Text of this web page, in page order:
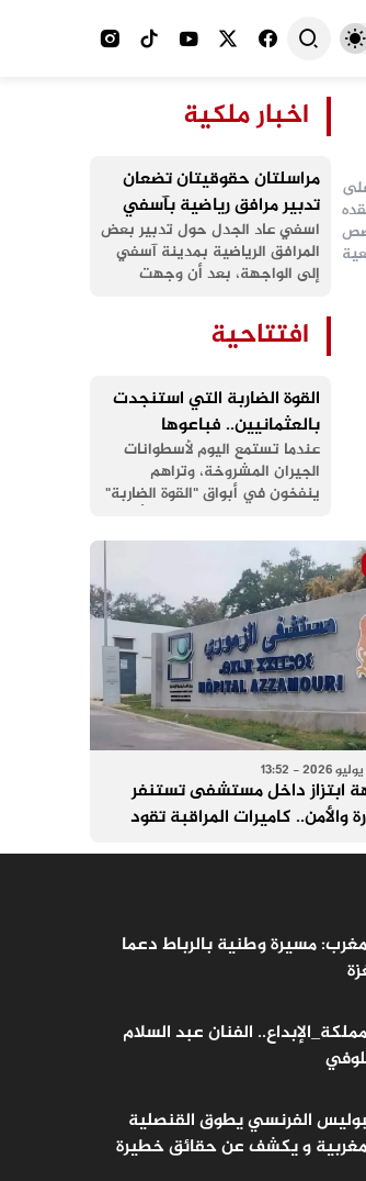
اخبار
اخبار ملكية
مراسلتان حقوقيتان تضعان
تدبير مرافق رياضية بآسفي
تحت المجهر وتطالبان بتجميد
الترحيل إلى حين الافتحاص
اسفي عاد الجدل حول تدبير بعض
المرافق الرياضية بمدينة آسفي
إلى الواجهة، بعد أن وجهت
والحريات مراسلتين إلى رئيس
المجلس الجماعي بآسفي، دعت
افتتاحية
القوة الضاربة التي استنجدت
بالعثمانيين.. فباعوها
للفرنسيين في مزاد “القصبة”
عندما تستمع اليوم لأسطوانات
الجيران المشروخة، وتراهم
ينفخون في أبواق "القوة الضاربة"
أمام إمبراطورية حكمت نصف الكرة
الأرضية. لكن، وكما يقال عندنا
ابتزاز داخل مستشفى تستنفر
والأمن.. كاميرات المراقبة تقود
مسيرة وطنية بالرباط دعما
الفنان عبد السلام
الفرنسي يطوق القنصلية
و يكشف عن حقائق خطيرة